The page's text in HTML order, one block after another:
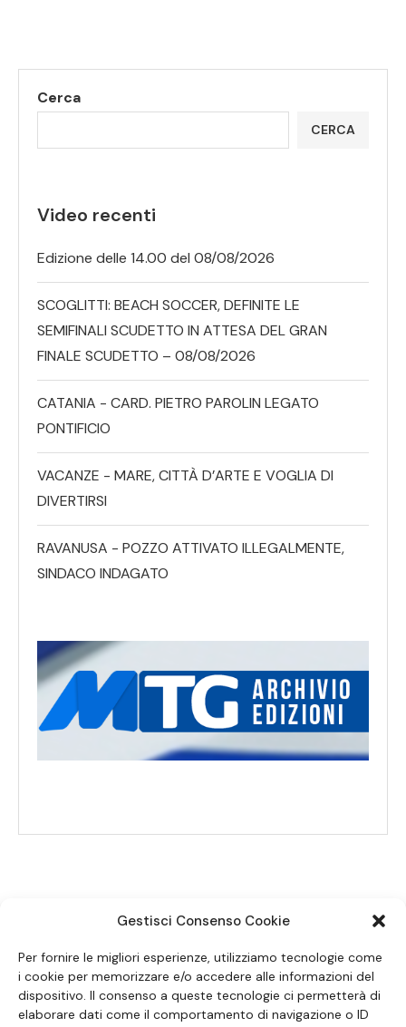
Gestisci Consenso Cookie
Per fornire le migliori esperienze, utilizziamo tecnologie come
i cookie per memorizzare e/o accedere alle informazioni del
dispositivo. Il consenso a queste tecnologie ci permetterà di
elaborare dati come il comportamento di navigazione o ID
Cerca
CERCA
Video recenti
Edizione delle 14.00 del 08/08/2026
SCOGLITTI: BEACH SOCCER, DEFINITE LE
SEMIFINALI SCUDETTO IN ATTESA DEL GRAN
FINALE SCUDETTO – 08/08/2026
CATANIA - CARD. PIETRO PAROLIN LEGATO
PONTIFICIO
VACANZE - MARE, CITTÀ D’ARTE E VOGLIA DI
DIVERTIRSI
RAVANUSA - POZZO ATTIVATO ILLEGALMENTE,
SINDACO INDAGATO
SEGUICI SUI SOCIAL